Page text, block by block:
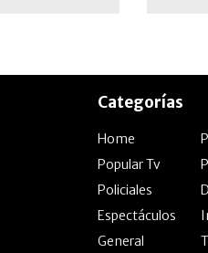
Categorías
Home
Popular Tv
Policiales
Espectáculos
General